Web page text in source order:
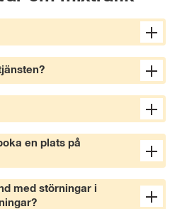
en plats på
med störningar i